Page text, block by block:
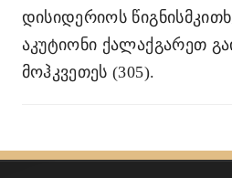
დისიდერიოს
აკუტიონი ქალაქგარეთ
მოჰკვეთეს (305).